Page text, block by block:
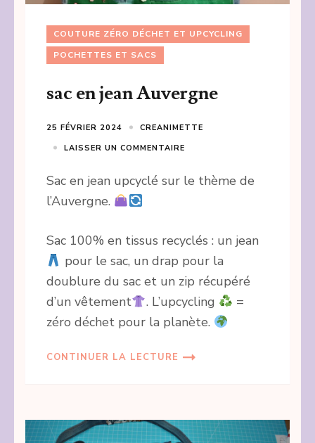
COUTURE ZÉRO DÉCHET ET UPCYCLING
POCHETTES ET SACS
sac en jean Auvergne
25 FÉVRIER 2024
CREANIMETTE
LAISSER UN COMMENTAIRE
Sac en jean upcyclé sur le thème de
l’Auvergne.
Sac 100% en tissus recyclés : un jean
pour le sac, un drap pour la
doublure du sac et un zip récupéré
d’un vêtement
. L’upcycling
=
zéro déchet pour la planète.
CONTINUER LA LECTURE